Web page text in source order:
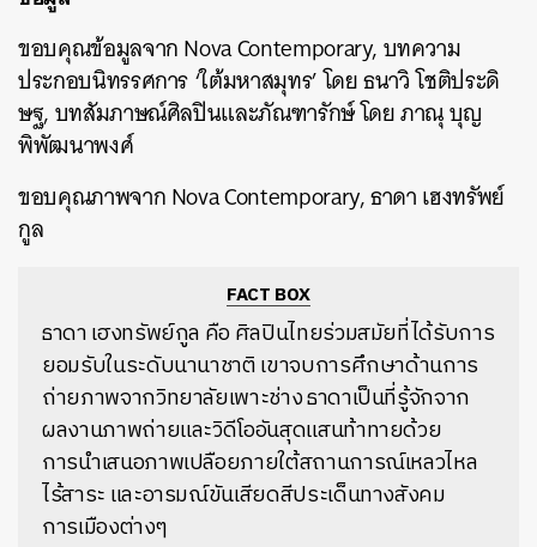
ขอบคุณข้อมูลจาก Nova Contemporary, บทความ
ประกอบนิทรรศการ ‘ใต้มหาสมุทร’ โดย ธนาวิ โชติประดิ
ษฐ, บทสัมภาษณ์ศิลปินและภัณฑารักษ์ โดย ภาณุ บุญ
พิพัฒนาพงศ์
ขอบคุณภาพจาก Nova Contemporary, ธาดา เฮงทรัพย์
กูล
FACT BOX
ธาดา เฮงทรัพย์กูล คือ ศิลปินไทยร่วมสมัยที่ได้รับการ
ยอมรับในระดับนานาชาติ เขาจบการศึกษาด้านการ
ถ่ายภาพจากวิทยาลัยเพาะช่าง ธาดาเป็นที่รู้จักจาก
ผลงานภาพถ่ายและวิดีโออันสุดแสนท้าทายด้วย
การนำเสนอภาพเปลือยภายใต้สถานการณ์เหลวไหล
ไร้สาระ และอารมณ์ขันเสียดสีประเด็นทางสังคม
การเมืองต่างๆ